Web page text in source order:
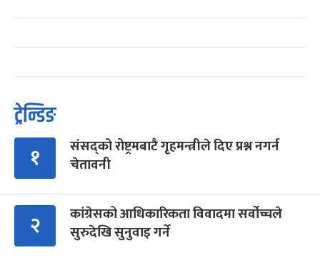
ट्रेन्डिङ
१
संसद्को रोष्ट्रमबाटै गृहमन्त्रीले दिए प्रश्न नगर्न
चेतावनी
२
कांग्रेसको आधिकारिकता विवादमा सर्वोच्चले
सुरुदेखि सुनुवाइ गर्ने